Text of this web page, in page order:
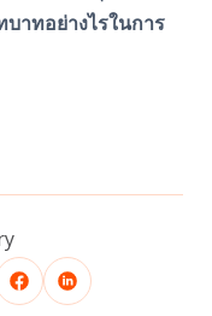
าทอย่างไรในการ